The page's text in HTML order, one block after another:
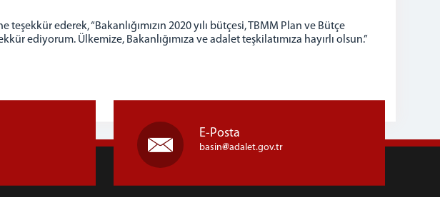
ederek, “Bakanlığımızın 2020 yılı bütçesi, TBMM Plan ve Bütçe
ediyorum. Ülkemize, Bakanlığımıza ve adalet teşkilatımıza hayırlı olsun.”
E-Posta
basin adalet.gov.tr